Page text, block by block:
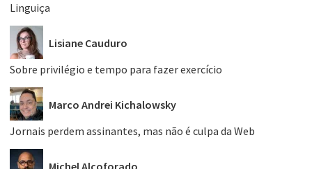
Linguiça
Lisiane Cauduro
Sobre privilégio e tempo para fazer exercício
Marco Andrei Kichalowsky
Jornais perdem assinantes, mas não é culpa da Web
Michel Alcoforado